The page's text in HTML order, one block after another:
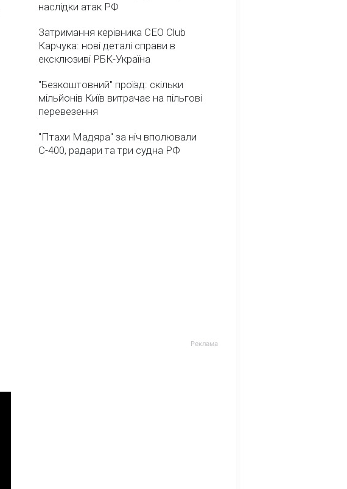
наслідки атак РФ
Затримання керівника CEO Club
Карчука: нові деталі справи в
ексклюзиві РБК-Україна
"Безкоштовний" проїзд: скільки
мільйонів Київ витрачає на пільгові
перевезення
"Птахи Мадяра" за ніч вполювали
С-400, радари та три судна РФ